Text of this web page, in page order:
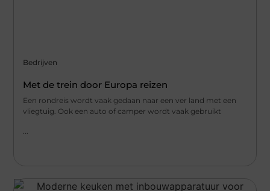
Bedrijven
Met de trein door Europa reizen
Een rondreis wordt vaak gedaan naar een ver land met een
vliegtuig. Ook een auto of camper wordt vaak gebruikt